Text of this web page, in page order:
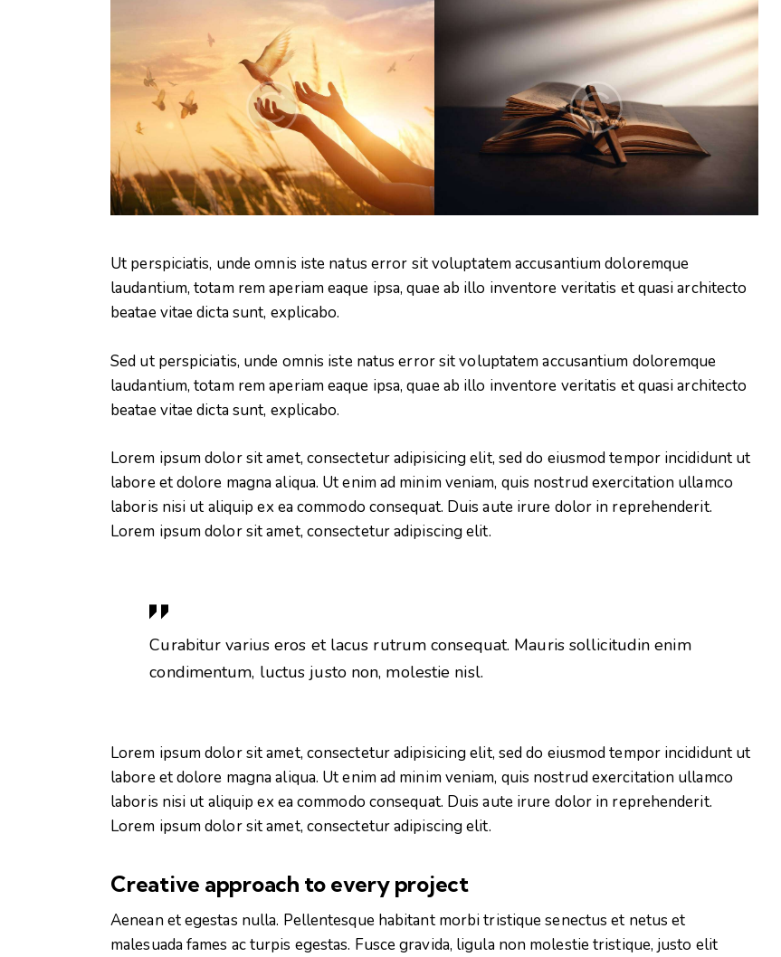
Ut perspiciatis, unde omnis iste natus error sit voluptatem accusantium doloremque
laudantium, totam rem aperiam eaque ipsa, quae ab illo inventore veritatis et quasi architecto
beatae vitae dicta sunt, explicabo.
Sed ut perspiciatis, unde omnis iste natus error sit voluptatem accusantium doloremque
laudantium, totam rem aperiam eaque ipsa, quae ab illo inventore veritatis et quasi architecto
beatae vitae dicta sunt, explicabo.
Lorem ipsum dolor sit amet, consectetur adipisicing elit, sed do eiusmod tempor incididunt ut
labore et dolore magna aliqua. Ut enim ad minim veniam, quis nostrud exercitation ullamco
laboris nisi ut aliquip ex ea commodo consequat. Duis aute irure dolor in reprehenderit.
Lorem ipsum dolor sit amet, consectetur adipiscing elit.
Curabitur varius eros et lacus rutrum consequat. Mauris sollicitudin enim
condimentum, luctus justo non, molestie nisl.
Lorem ipsum dolor sit amet, consectetur adipisicing elit, sed do eiusmod tempor incididunt ut
labore et dolore magna aliqua. Ut enim ad minim veniam, quis nostrud exercitation ullamco
laboris nisi ut aliquip ex ea commodo consequat. Duis aute irure dolor in reprehenderit.
Lorem ipsum dolor sit amet, consectetur adipiscing elit.
Creative approach to every project
Aenean et egestas nulla. Pellentesque habitant morbi tristique senectus et netus et
malesuada fames ac turpis egestas. Fusce gravida, ligula non molestie tristique, justo elit